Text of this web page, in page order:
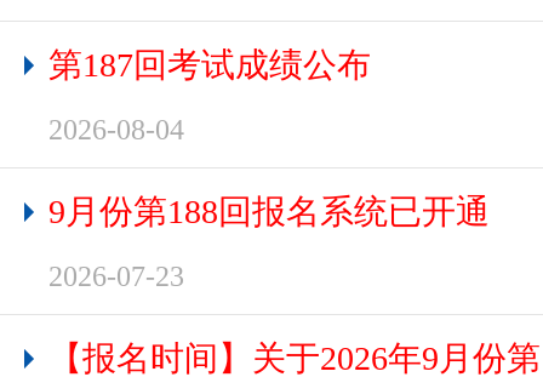
第187回考试成绩公布
2026-08-04
9月份第188回报名系统已开通
2026-07-23